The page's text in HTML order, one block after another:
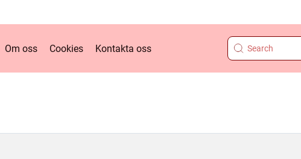
Om oss Cookies Kontakta oss